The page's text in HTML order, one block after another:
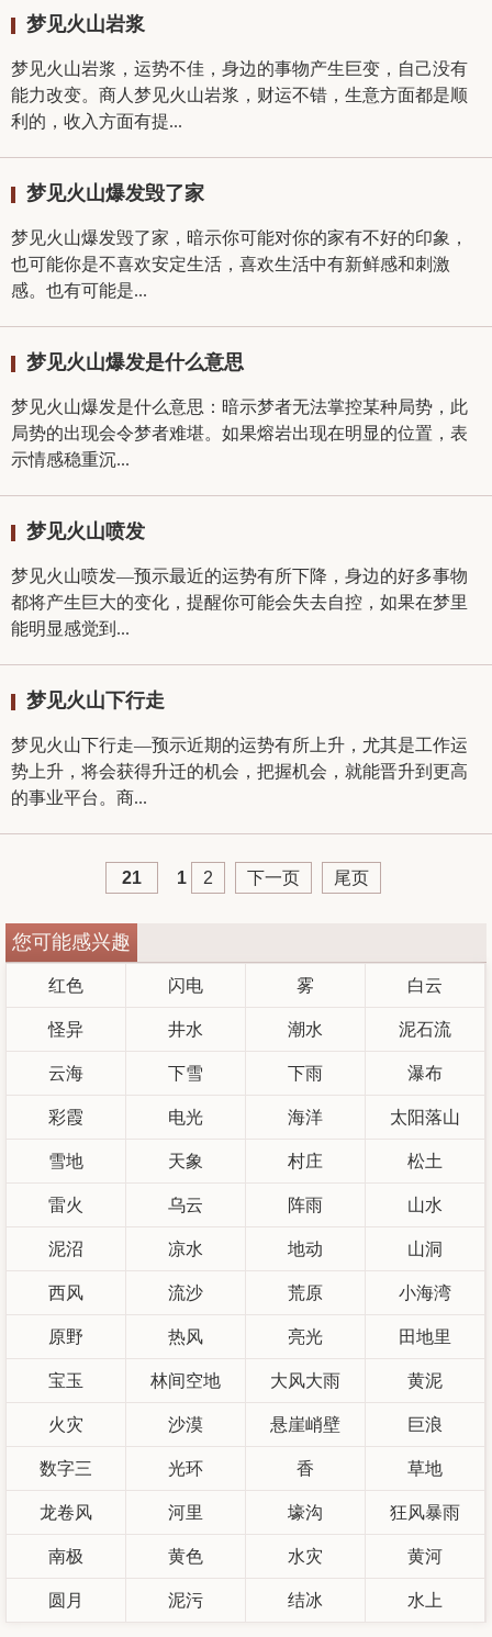
梦见火山岩浆
梦见火山岩浆，运势不佳，身边的事物产生巨变，自己没有
能力改变。商人梦见火山岩浆，财运不错，生意方面都是顺
利的，收入方面有提...
梦见火山爆发毁了家
梦见火山爆发毁了家，暗示你可能对你的家有不好的印象，
也可能你是不喜欢安定生活，喜欢生活中有新鲜感和刺激
感。也有可能是...
梦见火山爆发是什么意思
梦见火山爆发是什么意思：暗示梦者无法掌控某种局势，此
局势的出现会令梦者难堪。如果熔岩出现在明显的位置，表
示情感稳重沉...
梦见火山喷发
梦见火山喷发—预示最近的运势有所下降，身边的好多事物
都将产生巨大的变化，提醒你可能会失去自控，如果在梦里
能明显感觉到...
梦见火山下行走
梦见火山下行走—预示近期的运势有所上升，尤其是工作运
势上升，将会获得升迁的机会，把握机会，就能晋升到更高
的事业平台。商...
21 1 2 下一页 尾页
您可能感兴趣
红色 闪电 雾 白云
怪异 井水 潮水 泥石流
云海 下雪 下雨 瀑布
彩霞 电光 海洋 太阳落山
雪地 天象 村庄 松土
雷火 乌云 阵雨 山水
泥沼 凉水 地动 山洞
西风 流沙 荒原 小海湾
原野 热风 亮光 田地里
宝玉 林间空地 大风大雨 黄泥
火灾 沙漠 悬崖峭壁 巨浪
数字三 光环 香 草地
龙卷风 河里 壕沟 狂风暴雨
南极 黄色 水灾 黄河
圆月 泥污 结冰 水上